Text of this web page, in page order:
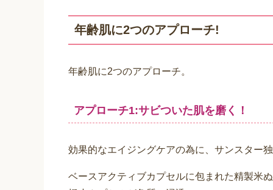
「活力美肌体験3点セット」はこん